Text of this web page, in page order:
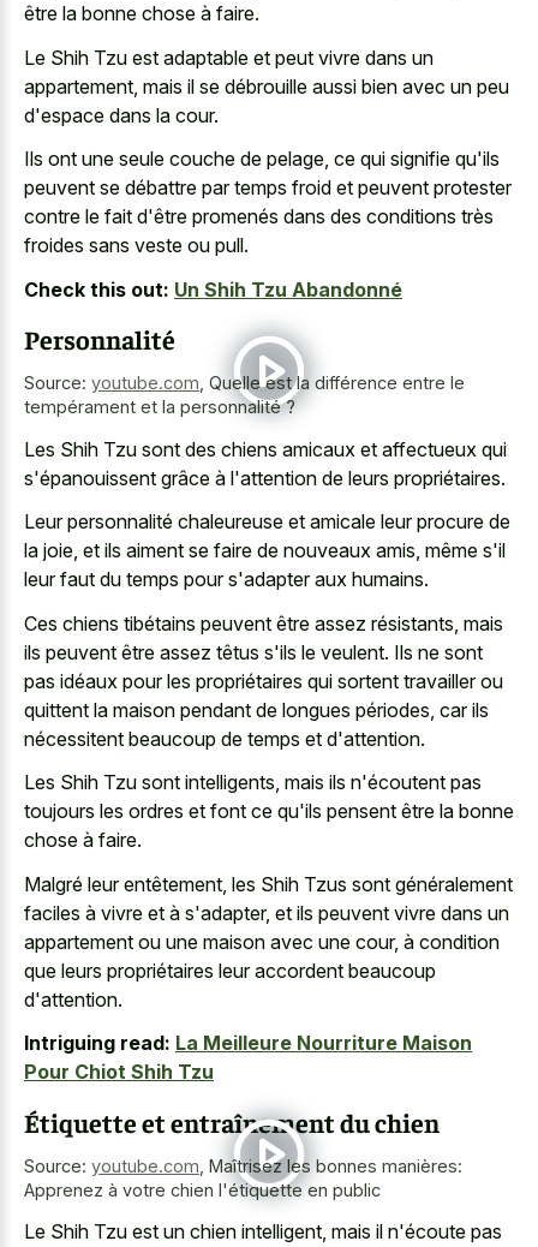
être la bonne chose à faire.
Le Shih Tzu est adaptable et peut vivre dans un
appartement, mais il se débrouille aussi bien avec un peu
d'espace dans la cour.
Ils ont une seule couche de pelage, ce qui signifie qu'ils
peuvent se débattre par temps froid et peuvent protester
contre le fait d'être promenés dans des conditions très
froides sans veste ou pull.
Check this out: Un Shih Tzu Abandonné
Personnalité
Source: youtube.com Quelle est la différence entre le
tempérament et la personnalité ?
Les Shih Tzu sont des chiens amicaux et affectueux qui
s'épanouissent grâce à l'attention de leurs propriétaires.
Leur personnalité chaleureuse et amicale leur procure de
la joie, et ils aiment se faire de nouveaux amis, même s'il
leur faut du temps pour s'adapter aux humains.
Ces chiens tibétains peuvent être assez résistants, mais
ils peuvent être assez têtus s'ils le veulent. Ils ne sont
pas idéaux pour les propriétaires qui sortent travailler ou
quittent la maison pendant de longues périodes, car ils
nécessitent beaucoup de temps et d'attention.
Les Shih Tzu sont intelligents, mais ils n'écoutent pas
toujours les ordres et font ce qu'ils pensent être la bonne
chose à faire.
Malgré leur entêtement, les Shih Tzus sont généralement
faciles à vivre et à s'adapter, et ils peuvent vivre dans un
appartement ou une maison avec une cour, à condition
que leurs propriétaires leur accordent beaucoup
d'attention.
Intriguing read: La Meilleure Nourriture Maison
Pour Chiot Shih Tzu
Étiquette et entraînement du chien
Source: youtube.com Maîtrisez les bonnes manières:
Apprenez à votre chien l'étiquette en public
Le Shih Tzu est un chien intelligent, mais il n'écoute pas